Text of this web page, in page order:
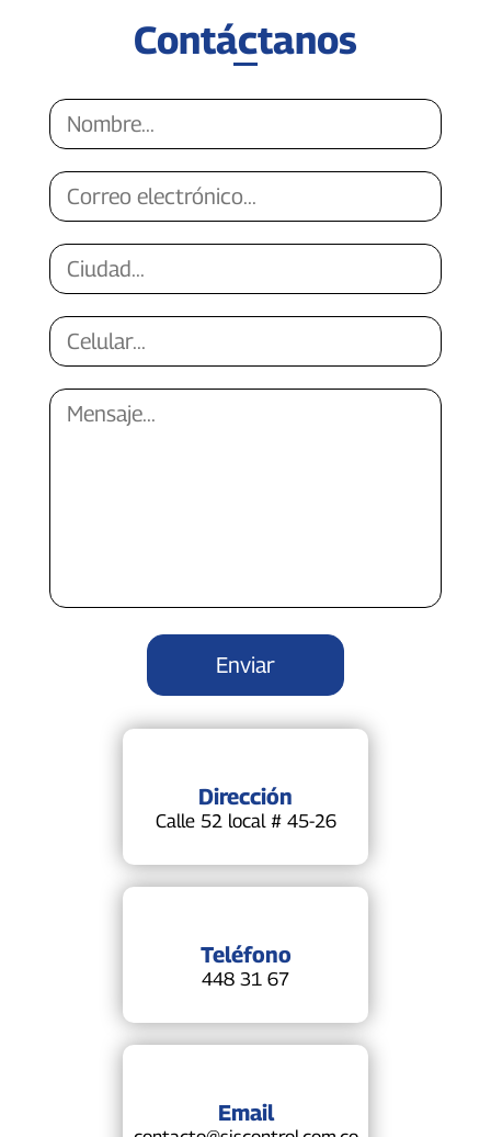
Contáctanos
Dirección
Calle 52 local # 45-26
Teléfono
448 31 67
Email